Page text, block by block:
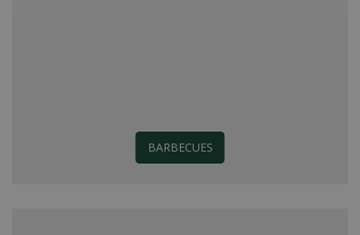
BARBECUES